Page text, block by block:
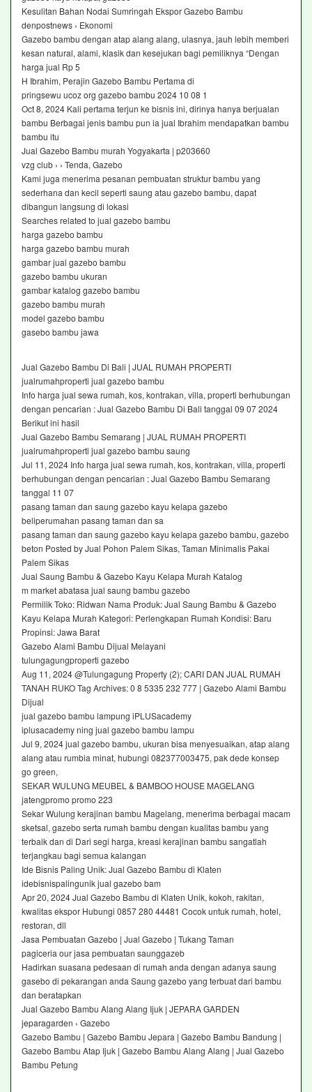
Kesulitan Bahan Nodai Sumringah Ekspor Gazebo Bambu
denpostnews › Ekonomi
Gazebo bambu dengan atap alang alang, ulasnya, jauh lebih memberi
kesan natural, alami, klasik dan kesejukan bagi pemiliknya “Dengan
harga jual Rp 5
H Ibrahim, Perajin Gazebo Bambu Pertama di
pringsewu ucoz org gazebo bambu 2024 10 08 1
Oct 8, 2024 Kali pertama terjun ke bisnis ini, dirinya hanya berjualan
bambu Berbagai jenis bambu pun ia jual Ibrahim mendapatkan bambu
bambu itu
Jual Gazebo Bambu murah Yogyakarta | p203660
vzg club › › Tenda, Gazebo
Kami juga menerima pesanan pembuatan struktur bambu yang
sederhana dan kecil seperti saung atau gazebo bambu, dapat
dibangun langsung di lokasi
Searches related to jual gazebo bambu
harga gazebo bambu
harga gazebo bambu murah
gambar jual gazebo bambu
gazebo bambu ukuran
gambar katalog gazebo bambu
gazebo bambu murah
model gazebo bambu
gasebo bambu jawa
Jual Gazebo Bambu Di Bali | JUAL RUMAH PROPERTI
jualrumahproperti jual gazebo bambu
Info harga jual sewa rumah, kos, kontrakan, villa, properti berhubungan
dengan pencarian : Jual Gazebo Bambu Di Bali tanggal 09 07 2024
Berikut ini hasil
Jual Gazebo Bambu Semarang | JUAL RUMAH PROPERTI
jualrumahproperti jual gazebo bambu saung
Jul 11, 2024 Info harga jual sewa rumah, kos, kontrakan, villa, properti
berhubungan dengan pencarian : Jual Gazebo Bambu Semarang
tanggal 11 07
pasang taman dan saung gazebo kayu kelapa gazebo
beliperumahan pasang taman dan sa
pasang taman dan saung gazebo kayu kelapa gazebo bambu, gazebo
beton Posted by Jual Pohon Palem Sikas, Taman Minimalis Pakai
Palem Sikas
Jual Saung Bambu & Gazebo Kayu Kelapa Murah Katalog
m market abatasa jual saung bambu gazebo
Permilik Toko: Ridwan Nama Produk: Jual Saung Bambu & Gazebo
Kayu Kelapa Murah Kategori: Perlengkapan Rumah Kondisi: Baru
Propinsi: Jawa Barat
Gazebo Alami Bambu Dijual Melayani
tulungagungproperti gazebo
Aug 11, 2024 @Tulungagung Property (2); CARI DAN JUAL RUMAH
TANAH RUKO Tag Archives: 0 8 5335 232 777 | Gazebo Alami Bambu
Dijual
jual gazebo bambu lampung iPLUSacademy
iplusacademy ning jual gazebo bambu lampu
Jul 9, 2024 jual gazebo bambu, ukuran bisa menyesuaikan, atap alang
alang atau rumbia minat, hubungi 082377003475, pak dede konsep
go green,
SEKAR WULUNG MEUBEL & BAMBOO HOUSE MAGELANG
jatengpromo promo 223
Sekar Wulung kerajinan bambu Magelang, menerima berbagai macam
sketsal, gazebo serta rumah bambu dengan kualitas bambu yang
terbaik dan di Dari segi harga, kreasi kerajinan bambu sangatlah
terjangkau bagi semua kalangan
Ide Bisnis Paling Unik: Jual Gazebo Bambu di Klaten
idebisnispalingunik jual gazebo bam
Apr 20, 2024 Jual Gazebo Bambu di Klaten Unik, kokoh, rakitan,
kwalitas ekspor Hubungi 0857 280 44481 Cocok untuk rumah, hotel,
restoran, dll
Jasa Pembuatan Gazebo | Jual Gazebo | Tukang Taman
pagiceria our jasa pembuatan saunggazeb
Hadirkan suasana pedesaan di rumah anda dengan adanya saung
gasebo di pekarangan anda Saung gazebo yang terbuat dari bambu
dan beratapkan
Jual Gazebo Bambu Alang Alang Ijuk | JEPARA GARDEN
jeparagarden › Gazebo
Gazebo Bambu | Gazebo Bambu Jepara | Gazebo Bambu Bandung |
Gazebo Bambu Atap Ijuk | Gazebo Bambu Alang Alang | Jual Gazebo
Bambu Petung